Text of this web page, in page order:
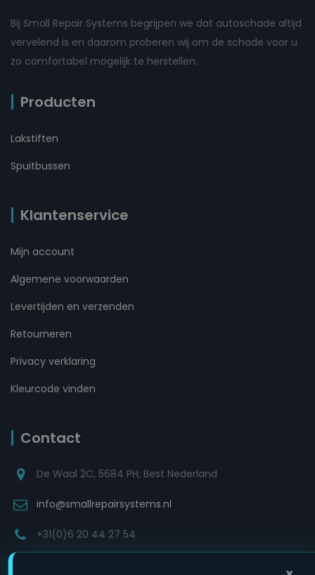
Bij Small Repair Systems begrijpen we dat autoschade altijd
vervelend is en daarom proberen wij om de schade voor u
zo comfortabel mogelijk te herstellen.
Producten
Lakstiften
Spuitbussen
Klantenservice
Mijn account
Algemene voorwaarden
Levertijden en verzenden
Retourneren
Privacy verklaring
Kleurcode vinden
Contact
De Waal 2C, 5684 PH, Best Nederland
info@smallrepairsystems.nl
+31(0)6 20 44 27 54